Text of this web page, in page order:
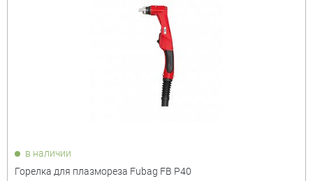
в наличии
Горелка для плазмореза Fubag FB P40